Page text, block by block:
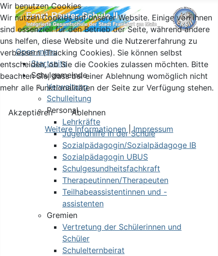
Open menu
Startseite
Schulgemeinde
Verwaltung
Schulleitung
Personal
Lehrkräfte
Jugendhilfe in der Schule
Sozialpädagogin/Sozialpädagoge IB
Sozialpädagogin UBUS
Schulgesundheitsfachkraft
Therapeutinnen/Therapeuten
Teilhabeassistentinnen und -
assistenten
Gremien
Vertretung der Schülerinnen und
Schüler
Schulelternbeirat
Wir benutzen Cookies
Wir nutzen Cookies auf unserer Website. Einige von ihnen
sind essenziell für den Betrieb der Seite, während andere
uns helfen, diese Website und die Nutzererfahrung zu
verbessern (Tracking Cookies). Sie können selbst
entscheiden, ob Sie die Cookies zulassen möchten. Bitte
beachten Sie, dass bei einer Ablehnung womöglich nicht
mehr alle Funktionalitäten der Seite zur Verfügung stehen.
Akzeptieren
Ablehnen
Weitere Informationen |Impressum